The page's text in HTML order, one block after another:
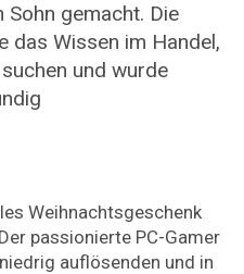
gemacht. Die
das Wissen im Handel,
und wurde
Weihnachtsgeschenk
passionierte PC-Gamer
auflösenden und in